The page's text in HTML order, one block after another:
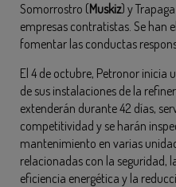
Somorrostro (Muskiz) y
empresas contratistas. Se han
fomentar las conductas
El 4 de octubre, Petronor
de sus instalaciones de la
extenderán durante 42 días,
competitividad y se harán
mantenimiento en varias
relacionadas con la seguridad,
eficiencia energética y la